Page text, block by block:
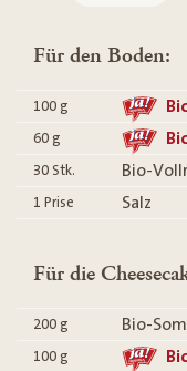
Für den Boden:
100 g
60 g
30 Stk. Bio-
1 Prise Salz
Für die
200 g Bio-
100 g